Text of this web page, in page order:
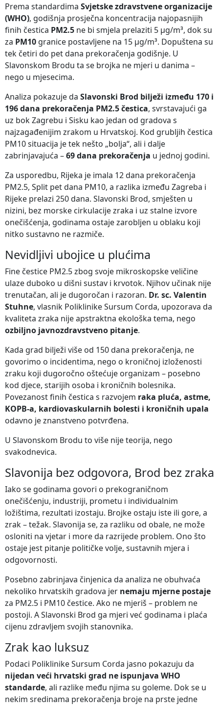
Prema standardima Svjetske zdravstvene organizacije
(WHO), godišnja prosječna koncentracija najopasnijih
finih čestica PM2.5 ne bi smjela prelaziti 5 µg/m³, dok su
za PM10 granice postavljene na 15 µg/m³. Dopuštena su
tek četiri do pet dana prekoračenja godišnje. U
Slavonskom Brodu ta se brojka ne mjeri u danima –
nego u mjesecima.
Analiza pokazuje da Slavonski Brod bilježi između 170 i
196 dana prekoračenja PM2.5 čestica, svrstavajući ga
uz bok Zagrebu i Sisku kao jedan od gradova s
najzagađenijim zrakom u Hrvatskoj. Kod grubljih čestica
PM10 situacija je tek nešto „bolja“, ali i dalje
zabrinjavajuća –69 dana prekoračenja u jednoj godini.
Za usporedbu, Rijeka je imala 12 dana prekoračenja
PM2.5, Split pet dana PM10, a razlika između Zagreba i
Rijeke prelazi 250 dana. Slavonski Brod, smješten u
nizini, bez morske cirkulacije zraka i uz stalne izvore
onečišćenja, godinama ostaje zarobljen u oblaku koji
nitko sustavno ne razmiče.
Nevidljivi ubojice u plućima
Fine čestice PM2.5 zbog svoje mikroskopske veličine
ulaze duboko u dišni sustav i krvotok. Njihov učinak nije
trenutačan, ali je dugoročan i razoran. Dr. sc. Valentin
Stuhne, vlasnik Poliklinike Sursum Corda, upozorava da
kvaliteta zraka nije apstraktna ekološka tema, nego
ozbiljno javnozdravstveno pitanje.
Kada grad bilježi više od 150 dana prekoračenja, ne
govorimo o incidentima, nego o kroničnoj izloženosti
zraku koji dugoročno oštećuje organizam – posebno
kod djece, starijih osoba i kroničnih bolesnika.
Povezanost finih čestica s razvojem raka pluća, astme,
KOPB-a, kardiovaskularnih bolesti i kroničnih upala
odavno je znanstveno potvrđena.
U Slavonskom Brodu to više nije teorija, nego
svakodnevica.
Slavonija bez odgovora, Brod bez zraka
Iako se godinama govori o prekograničnom
onečišćenju, industriji, prometu i individualnim
ložištima, rezultati izostaju. Brojke ostaju iste ili gore, a
zrak – težak. Slavonija se, za razliku od obale, ne može
osloniti na vjetar i more da razrijede problem. Ono što
ostaje jest pitanje političke volje, sustavnih mjera i
odgovornosti.
Posebno zabrinjava činjenica da analiza ne obuhvaća
nekoliko hrvatskih gradova jer nemaju mjerne postaje
za PM2.5 i PM10 čestice. Ako ne mjeriš – problem ne
postoji. A Slavonski Brod ga mjeri već godinama i plaća
cijenu zdravljem svojih stanovnika.
Zrak kao luksuz
Podaci Poliklinike Sursum Corda jasno pokazuju da
nijedan veći hrvatski grad ne ispunjava WHO
standarde, ali razlike među njima su goleme. Dok se u
nekim sredinama prekoračenja broje na prste jedne